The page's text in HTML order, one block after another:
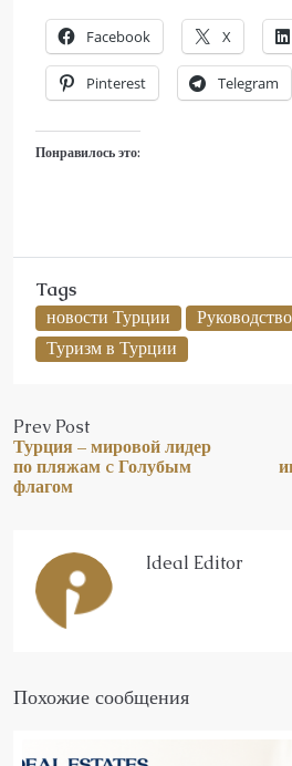
Facebook X
Pinterest Telegram
Понравилось это:
Tags
новости Турции
Туризм в Турции
Prev Post
Турция – мировой лидер
по пляжам c Голубым
флагом
Ideal Editor
Похожие сообщения